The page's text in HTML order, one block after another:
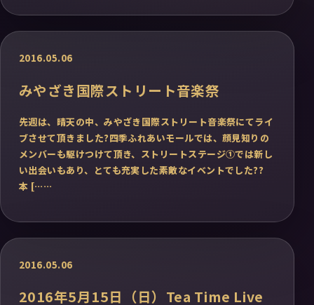
2016.05.06
みやざき国際ストリート音楽祭
先週は、晴天の中、みやざき国際ストリート音楽祭にてライ
ブさせて頂きました?四季ふれあいモールでは、顔見知りの
メンバーも駆けつけて頂き、ストリートステージ①では新し
い出会いもあり、とても充実した素敵なイベントでした??
本 [……
2016.05.06
2016年5月15日（日）Tea Time Live